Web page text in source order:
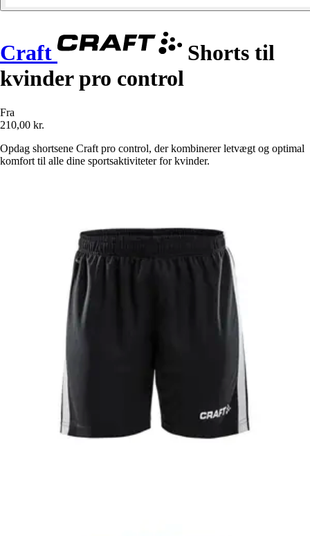
Craft
Shorts til
kvinder pro control
Fra
210,00 kr.
Opdag shortsene Craft pro control, der kombinerer letvægt og optimal
komfort til alle dine sportsaktiviteter for kvinder.